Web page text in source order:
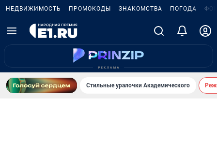
НЕДВИЖИМОСТЬ ПРОМОКОДЫ ЗНАКОМСТВА ПОГОДА
Стильные уралочки Академического